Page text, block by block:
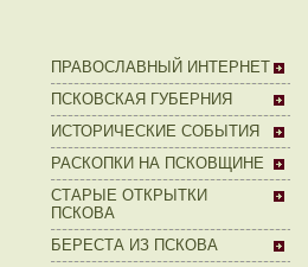
ПРАВОСЛАВНЫЙ ИНТЕРНЕТ
ПСКОВСКАЯ ГУБЕРНИЯ
ИСТОРИЧЕСКИЕ СОБЫТИЯ
РАСКОПКИ НА ПСКОВЩИНЕ
СТАРЫЕ ОТКРЫТКИ
ПСКОВА
БЕРЕСТА ИЗ ПСКОВА